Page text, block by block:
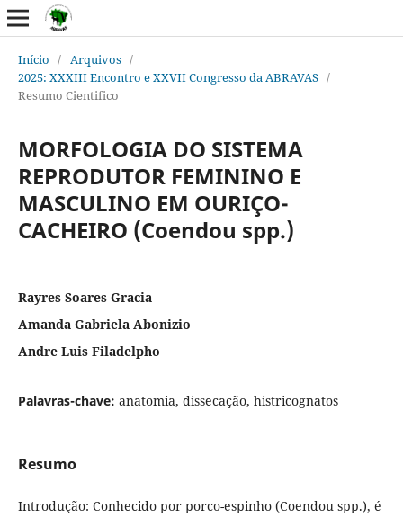
Início / Arquivos /
2025: XXXIII Encontro e XXVII Congresso da ABRAVAS /
Resumo Cientifico
MORFOLOGIA DO SISTEMA
REPRODUTOR FEMININO E
MASCULINO EM OURIÇO-
CACHEIRO (Coendou spp.)
Rayres Soares Gracia
Amanda Gabriela Abonizio
Andre Luis Filadelpho
Palavras-chave: anatomia, dissecação, histricognatos
Resumo
Introdução: Conhecido por porco-espinho (Coendou spp.), é